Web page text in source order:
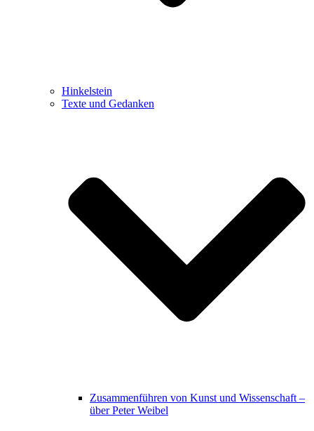
Hinkelstein
Texte und Gedanken
Zusammenführen von Kunst und Wissenschaft –
über Peter Weibel